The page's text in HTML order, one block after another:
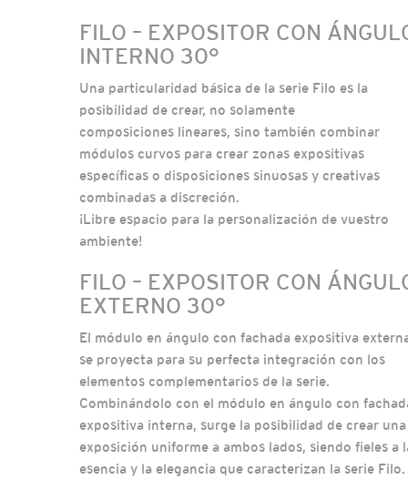
FILO – EXPOSITOR CON
INTERNO 30°
Una particularidad básica de la serie Filo es la
posibilidad de crear, no solamente
composiciones lineares, sino también combinar
módulos curvos para crear zonas expositivas
específicas o disposiciones sinuosas y creativas
combinadas a discreción.
¡Libre espacio para la personalización de vuestro
ambiente!
FILO – EXPOSITOR CON
EXTERNO 30°
El módulo en ángulo con fachada expositiva
se proyecta para su perfecta integración con los
elementos complementarios de la serie.
Combinándolo con el módulo en ángulo con
expositiva interna, surge la posibilidad de crear una
exposición uniforme a ambos lados, siendo fieles a
esencia y la elegancia que caracterizan la serie Filo.